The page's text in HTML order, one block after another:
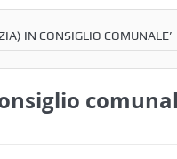
IN CONSIGLIO COMUNALE’